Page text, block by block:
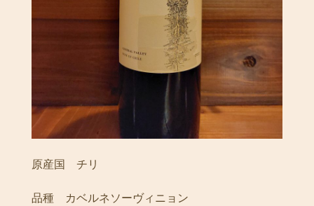
原産国 チリ
品種 カベルネソーヴィニョン